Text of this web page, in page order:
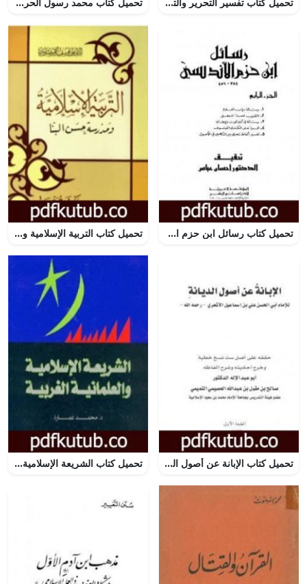
تحميل كتاب تفسير التحرير والتنوير – الجزء الثالث والعشرون PDF تأليف محمد الطاهر بن عاشور مجانا [كامل] تحميل كتاب محمد رسول الحرية – نسخة أخرى PDF تأليف عبد الرحمن الشرقاوي مجانا [كامل]
تحميل كتاب رسائل ابن حزم الأندلسي – الجزء الرابع PDF تأليف ابن حزم الأندلسي مجانا [كامل] تحميل كتاب التربية الإسلامية ومدرسة حسن البنا PDF تأليف يوسف القرضاوي مجانا [كامل]
تحميل كتاب الإبانة عن أصول الديانة PDF تأليف أبي الحسن الأشعري مجانا [كامل] تحميل كتاب الشريعة الإسلامية والعلمانية الغربية PDF تأليف محمد عمارة مجانا [كامل]